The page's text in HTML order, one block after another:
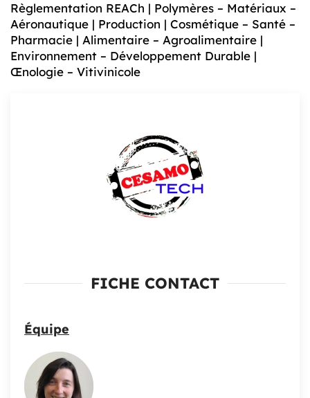
Règlementation REACh | Polymères – Matériaux –
Aéronautique | Production | Cosmétique – Santé –
Pharmacie | Alimentaire – Agroalimentaire |
Environnement – Développement Durable |
Œnologie – Vitivinicole
FICHE CONTACT
Équipe